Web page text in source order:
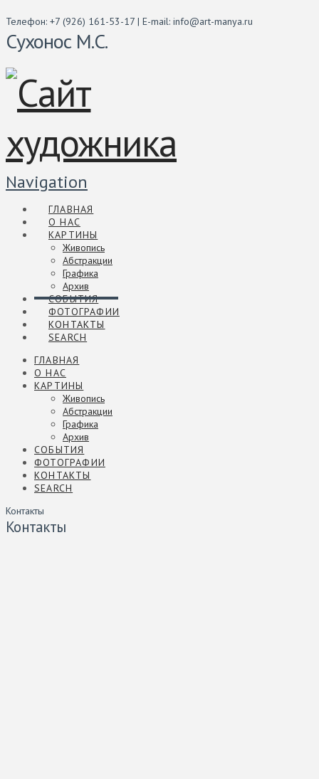
Телефон: +7 (926) 161-53-17 | E-mail: info@art-manya.ru
Сухонос М.С.
Navigation
ГЛАВНАЯ
О НАС
КАРТИНЫ
Живопись
Абстракции
Графика
Архив
СОБЫТИЯ
ФОТОГРАФИИ
КОНТАКТЫ
SEARCH
ГЛАВНАЯ
О НАС
КАРТИНЫ
Живопись
Абстракции
Графика
Архив
СОБЫТИЯ
ФОТОГРАФИИ
КОНТАКТЫ
SEARCH
Контакты
Контакты